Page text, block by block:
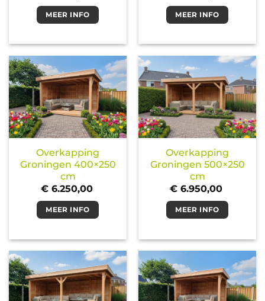
MEER INFO MEER INFO
Overkapping
Groningen 400×250
cm
€6.250,00
MEER INFO
Overkapping
Groningen 500×250
cm
€ 6.950,00
MEER INFO